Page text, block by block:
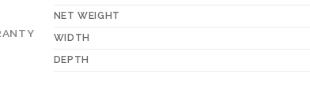
NET WEIGHT
WIDTH
DEPTH